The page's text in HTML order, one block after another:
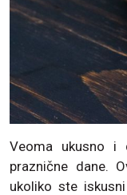
Veoma ukusno i
praznične dane.
ukoliko ste